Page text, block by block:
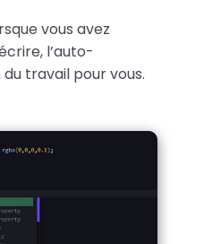
vous avez
l’auto-
travail pour vous.